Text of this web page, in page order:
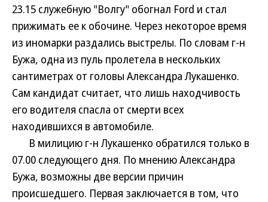
23.15 служебную "Волгу" обогнал Ford и стал
прижимать ее к обочине. Через некоторое время
из иномарки раздались выстрелы. По словам г-н
Бужа, одна из пуль пролетела в нескольких
сантиметрах от головы Александра Лукашенко.
Сам кандидат считает, что лишь находчивость
его водителя спасла от смерти всех
находившихся в автомобиле.
В милицию г-н Лукашенко обратился только в
07.00 следующего дня. По мнению Александра
Бужа, возможны две версии причин
происшедшего. Первая заключается в том, что